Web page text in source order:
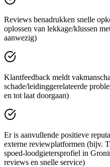
Reviews benadrukken snelle
oplossen van lekkage/klussen
aanwezig)
Klantfeedback meldt
schade/leidinggerelateerde
en tot laat doorgaan)
Er is aanvullende positieve
externe reviewplatformen (bijv.
spoed-loodgietersprofiel in
reviews en snelle service)